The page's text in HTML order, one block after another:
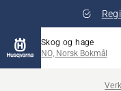
Skog og hage
NO, Norsk Bokmål